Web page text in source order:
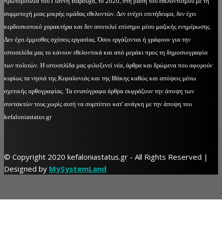
συμμετοχή μιας μικρής ομάδας εθελοντών. Δεν ενέχει επιτήδευμα, δεν έχει
κερδοσκοπικό χαρακτήρα και δεν αποτελεί επίσημο μέσο μαζικής ενημέρωσης.
Δεν έχει έμμισθες σχέσεις εργασίας. Όσοι εργάζονται ή γράφουν για την
ιστοσελίδα μας το κάνουν εθελοντικά και από μεράκι προς τη δημοσιογραφία
των πολιτών. Η ιστοσελίδα μας φιλοξενεί νέα, άρθρα και δρώμενα που αφορούν
κυρίως τα νησιά της Κεφαλονιάς και της Ιθάκης καθώς και απόψεις μέσω
σχετικής αρθογραφίας. Τα ενυπόγραφα άρθρα εκφράζουν την άποψη των
συντακτών τους χωρίς αυτή να συμπίπτει κατ' ανάγκη με την άποψη του
kefaloniastatus.gr
© Copyright 2020 kefaloniastatus.gr - All Rights Reserved |
Designed by MySystemLand